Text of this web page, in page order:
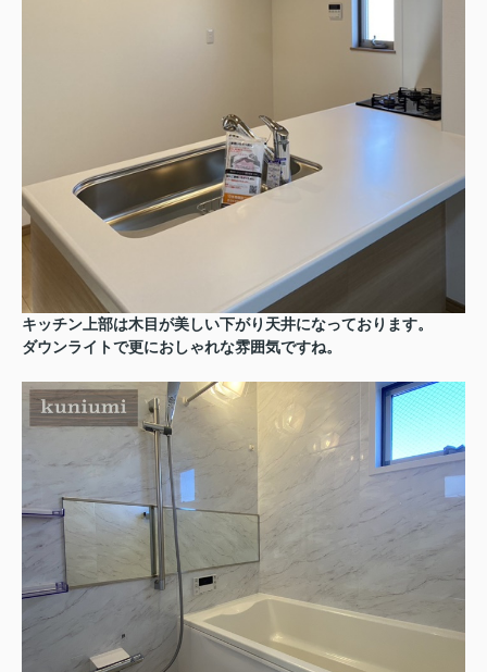
キッチン上部は木目が美しい下がり天井になっております。
ダウンライトで更におしゃれな雰囲気ですね。